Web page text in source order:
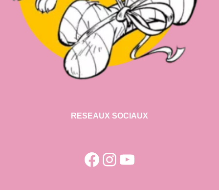
RESEAUX SOCIAUX
Facebook
Instagram
YouTube